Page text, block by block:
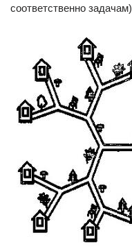
соответственно